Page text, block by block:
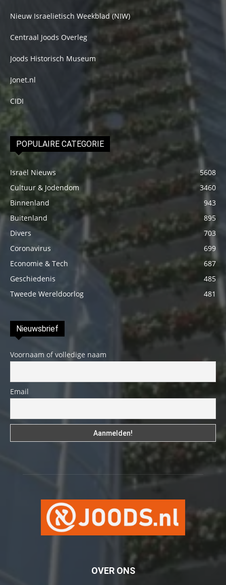
Nieuw Israelietisch Weekblad (NIW)
Centraal Joods Overleg
Joods Historisch Museum
Jonet.nl
CIDI
POPULAIRE CATEGORIE
Israël Nieuws
5608
Cultuur & Jodendom
3460
Binnenland
943
Buitenland
895
Divers
703
Coronavirus
699
Economie & Tech
687
Geschiedenis
485
Tweede Wereldoorlog
481
Nieuwsbrief
Voornaam of volledige naam
Email
OVER ONS